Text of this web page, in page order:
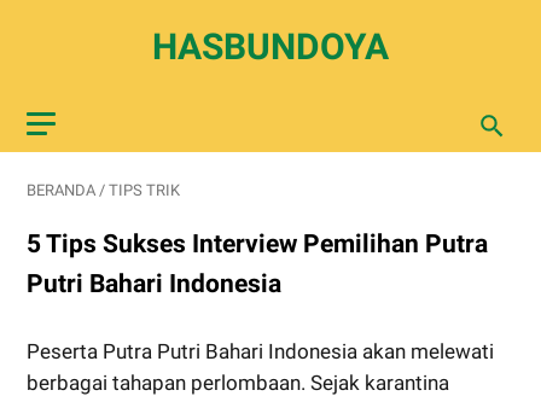
HASBUNDOYA
BERANDA / TIPS TRIK
5 Tips Sukses Interview Pemilihan Putra
Putri Bahari Indonesia
Peserta Putra Putri Bahari Indonesia akan melewati
berbagai tahapan perlombaan. Sejak karantina